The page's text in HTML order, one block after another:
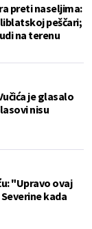
preti naseljima:
peščari;
na terenu
je glasalo
nisu
"Upravo ovaj
kada